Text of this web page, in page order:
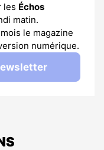
les Échos
matin.
le magazine
numérique.